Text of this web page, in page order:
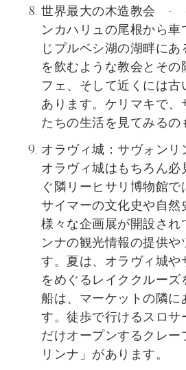
世界最大の木造教会 -
ンカハリュの尾根から
じプルベシ湖の湖畔に
を飲むような教会とそ
フェ、そして近くには
あります。ケリマキで
たちの生活を見てみるの
オラヴィ城：サヴォン
オラヴィ城はもちろん
ぐ隣リーヒサリ博物館で
サイマーの文化史や自然
様々な企画展が開設され
ンナの観光情報の提供
す。夏は、オラヴィ城
をめぐるレイククルーズ
船は、マーケットの隣に
す。徒歩で行けるスロ
だけオープンするクレ
リンナ」があります。